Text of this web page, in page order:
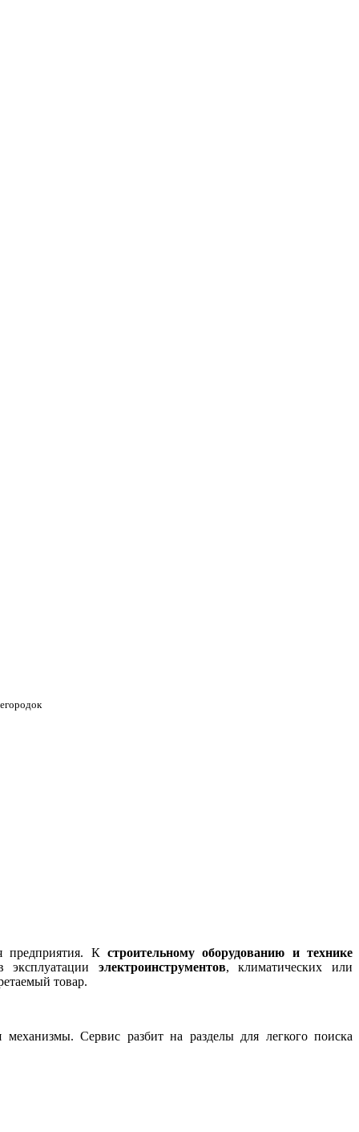
предприятия. К строительному оборудованию и технике
эксплуатации электроинструментов, климатических или
товар.
Сервис разбит на разделы для легкого поиска